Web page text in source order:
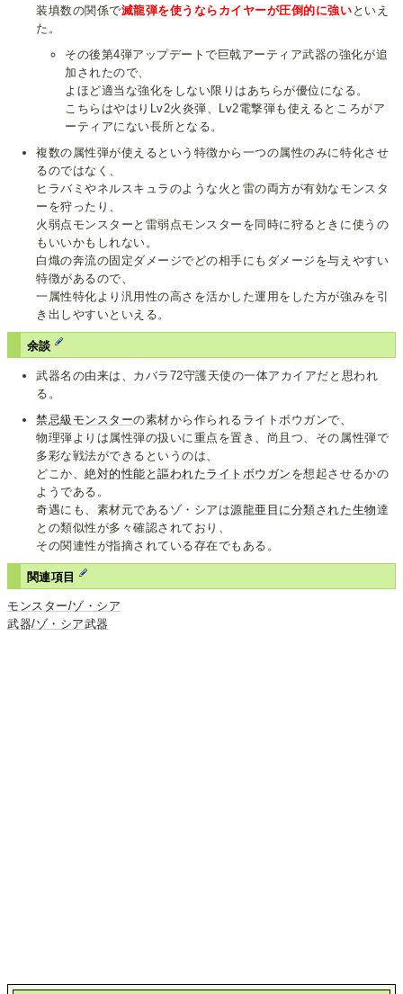
装填数の関係で滅龍弾を使うならカイヤーが圧倒的に強い といえ
た。
その後第4弾アップデートで巨戟アーティア武器の強化が追
加されたので、
よほど適当な強化をしない限りはあちらが優位になる。
こちらはやはりLv2火炎弾、Lv2電撃弾も使えるところがア
ーティアにない長所となる。
複数の属性弾が使えるという特徴から一つの属性のみに特化させ
るのではなく、
ヒラバミやネルスキュラのような火と雷の両方が有効なモンスタ
ーを狩ったり、
火弱点モンスターと雷弱点モンスターを同時に狩るときに使うの
もいいかもしれない。
白熾の奔流の固定ダメージでどの相手にもダメージを与えやすい
特徴があるので、
一属性特化より汎用性の高さを活かした運用をした方が強みを引
き出しやすいといえる。
余談
武器名の由来は、カバラ72守護天使の一体アカイアだと思われ
る。
禁忌級モンスターの素材から作られるライトボウガンで、
物理弾よりは属性弾の扱いに重点を置き、尚且つ、その属性弾で
多彩な戦法ができるというのは、
どこか、絶対的性能と謳われたライトボウガン を想起させるかの
ようである。
奇遇にも、素材元であるゾ・シアは源龍亜目に 分類された生物達
との類似性が多々確認されており、
その関連性が指摘されている存在でもある。
関連項目
モンスター/ゾ・シア
武器/ゾ・シア武器